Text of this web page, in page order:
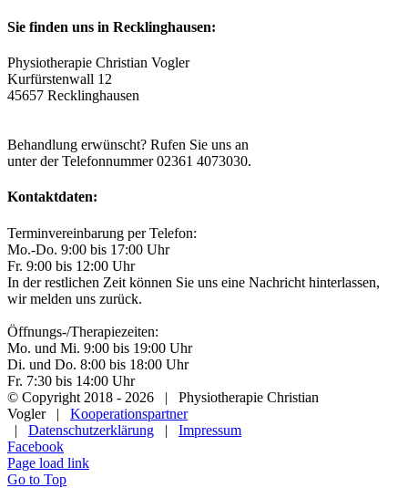
Sie finden uns in Recklinghausen:
Physiotherapie Christian Vogler
Kurfürstenwall 12
45657 Recklinghausen
Behandlung erwünscht? Rufen Sie uns an
unter der Telefonnummer 02361 4073030.
Kontaktdaten:
Terminvereinbarung per Telefon:
Mo.-Do. 9:00 bis 17:00 Uhr
Fr. 9:00 bis 12:00 Uhr
In der restlichen Zeit können Sie uns eine Nachricht hinterlassen,
wir melden uns zurück.
Öffnungs-/Therapiezeiten:
Mo. und Mi. 9:00 bis 19:00 Uhr
Di. und Do. 8:00 bis 18:00 Uhr
Fr. 7:30 bis 14:00 Uhr
© Copyright 2018 - 2026 | Physiotherapie Christian
Vogler | Kooperationspartner
| Datenschutzerklärung | Impressum
Facebook
Page load link
Go to Top